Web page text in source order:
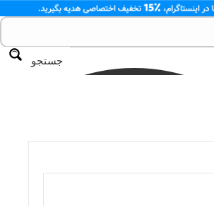
جستجو